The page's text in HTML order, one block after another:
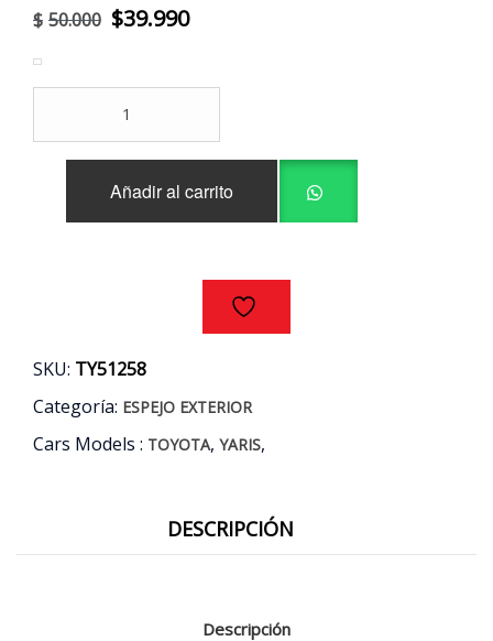
$ 50.000 El
original
era:
$50.000.
$39.990El
actual
$39.990.
ELECTRICO
NEGRO
Añadir al carrito
SKU: TY51258
Categoría: ESPEJO EXTERIOR
Cars Models : TOYOTA, YARIS,
DESCRIPCIÓN
Descripción